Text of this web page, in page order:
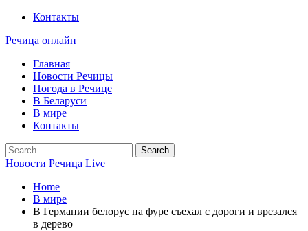
Контакты
Речица онлайн
Главная
Новости Речицы
Погода в Речице
В Беларуси
В мире
Контакты
Новости Речица Live
Home
В мире
В Германии белорус на фуре съехал с дороги и врезался
в дерево